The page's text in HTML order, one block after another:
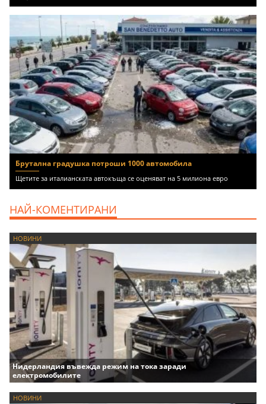
Брутална градушка потроши 1000 автомобила
Щетите за италианската автокъща се оценяват на 5 милиона евро
НАЙ-КОМЕНТИРАНИ
НОВИНИ
Нидерландия въвежда режим на тока заради
електромобилите
НОВИНИ